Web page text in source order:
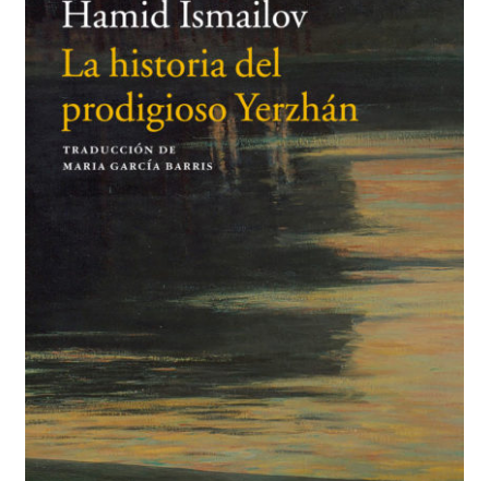
BUSCAR
LISTA DE LIBROS